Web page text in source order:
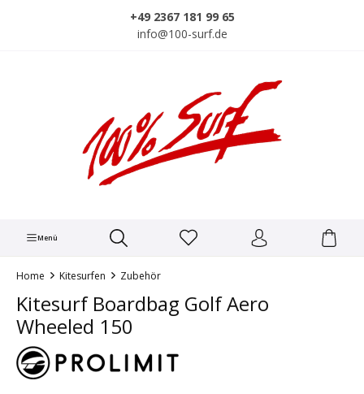
+49 2367 181 99 65
info@100-surf.de
Menü
Home Kitesurfen Zubehör
Kitesurf Boardbag Golf Aero
Wheeled 150